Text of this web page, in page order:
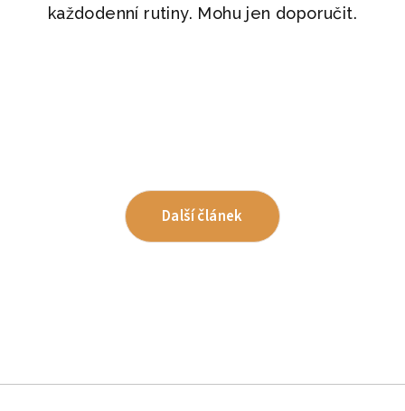
každodenní rutiny. Mohu jen doporučit.
Další článek